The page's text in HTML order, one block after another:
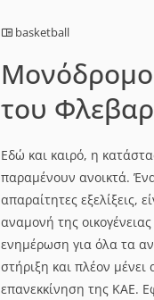
basketball
του
Εδώ και καιρό, η
παραμένουν ανοικτά.
απαραίτητες εξελίξεις,
αναμονή της
ενημέρωση για όλα τα
στήριξη και πλέον
επανεκκίνηση της ΚΑΕ.